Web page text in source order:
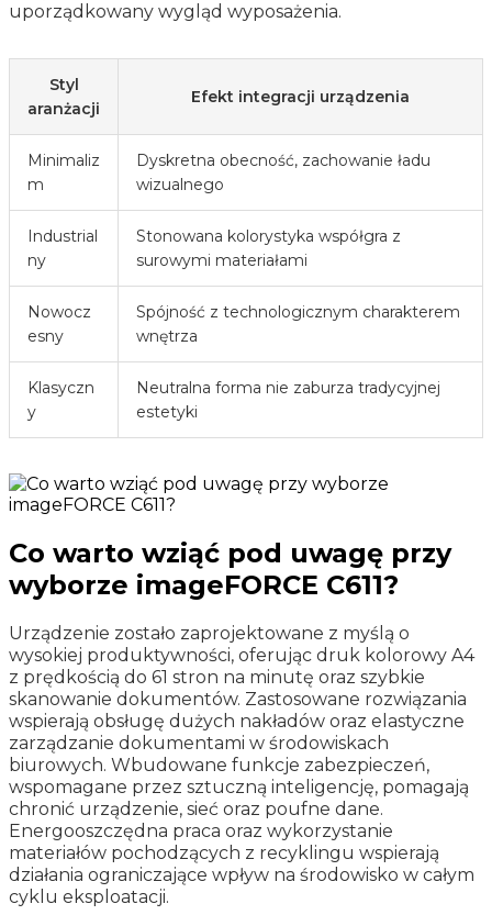
uporządkowany wygląd wyposażenia.
Styl
aranżacji
Efekt integracji urządzenia
Minimaliz
m
Dyskretna obecność, zachowanie ładu
wizualnego
Industrial
ny
Stonowana kolorystyka współgra z
surowymi materiałami
Nowocz
esny
Spójność z technologicznym charakterem
wnętrza
Klasyczn
y
Neutralna forma nie zaburza tradycyjnej
estetyki
Co warto wziąć pod uwagę przy
wyborze imageFORCE C611?
Urządzenie zostało zaprojektowane z myślą o
wysokiej produktywności, oferując druk kolorowy A4
z prędkością do 61 stron na minutę oraz szybkie
skanowanie dokumentów. Zastosowane rozwiązania
wspierają obsługę dużych nakładów oraz elastyczne
zarządzanie dokumentami w środowiskach
biurowych. Wbudowane funkcje zabezpieczeń,
wspomagane przez sztuczną inteligencję, pomagają
chronić urządzenie, sieć oraz poufne dane.
Energooszczędna praca oraz wykorzystanie
materiałów pochodzących z recyklingu wspierają
działania ograniczające wpływ na środowisko w całym
cyklu eksploatacji.